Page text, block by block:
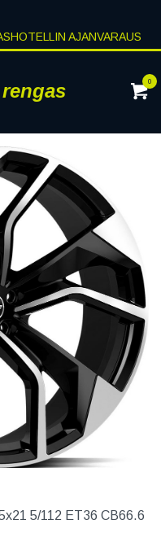
AJANVARAUS
0
5/112 ET36 CB66.6